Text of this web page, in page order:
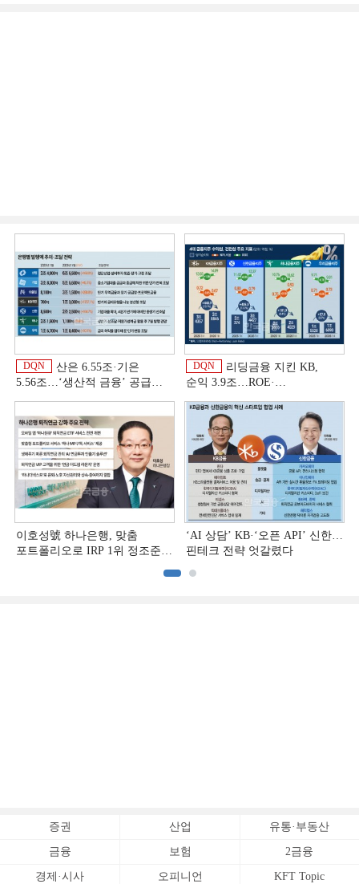
DQN
산은 6.55조·기은
5.56조…‘생산적 금융ʼ 공급
DQN
리딩금융 지킨 KB,
순익 3.9조…ROE·
상반기 금융 리그테이블]
이호성號 하나은행, 맞춤
포트폴리오로 IRP 1위 정조준
‘AI 상담’ KB·‘오픈 API’ 신한…
핀테크 전략 엇갈렸다
증권 산업 유통·부동산
금융 보험 2금융
경제·시사 오피니언 KFT Topic